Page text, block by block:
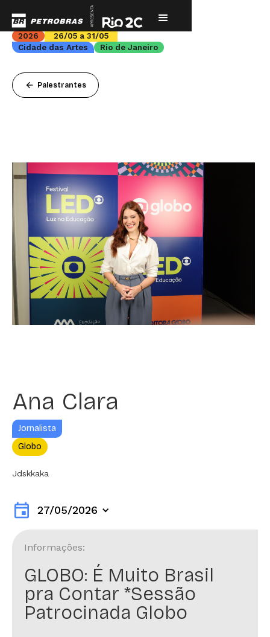
2026
26/05 a 31/05
Cidade das Artes
Rio de Janeiro
arrow_back Palestrantes
Ana Clara
Jornalista
Globo
Jdskkaka
event 27/05/2026
Informações:
GLOBO: É Muito Brasil
pra Contar *Sessão
Patrocinada Globo